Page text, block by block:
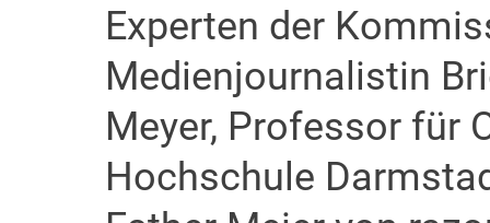
Experten der
Medienjournalistin
Meyer, Professor für
Hochschule